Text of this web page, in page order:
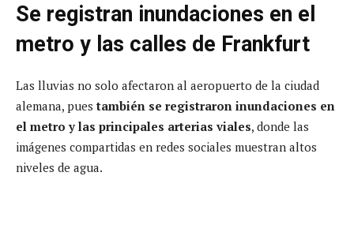
Se registran inundaciones en el
metro y las calles de Frankfurt
Las lluvias no solo afectaron al aeropuerto de la ciudad
alemana, puestambién se registraron inundaciones en
el metro y las principales arterias viales, donde las
imágenes compartidas en redes sociales muestran altos
niveles de agua.